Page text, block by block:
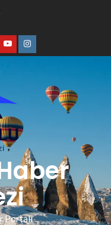
Portalı